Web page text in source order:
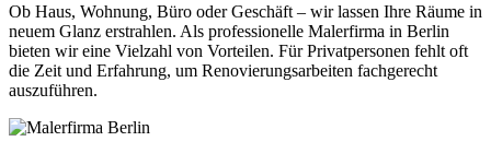
Ob Haus, Wohnung, Büro oder Geschäft – wir lassen Ihre Räume in
neuem Glanz erstrahlen. Als professionelle Malerfirma in Berlin
bieten wir eine Vielzahl von Vorteilen. Für Privatpersonen fehlt oft
die Zeit und Erfahrung, um Renovierungsarbeiten fachgerecht
auszuführen.